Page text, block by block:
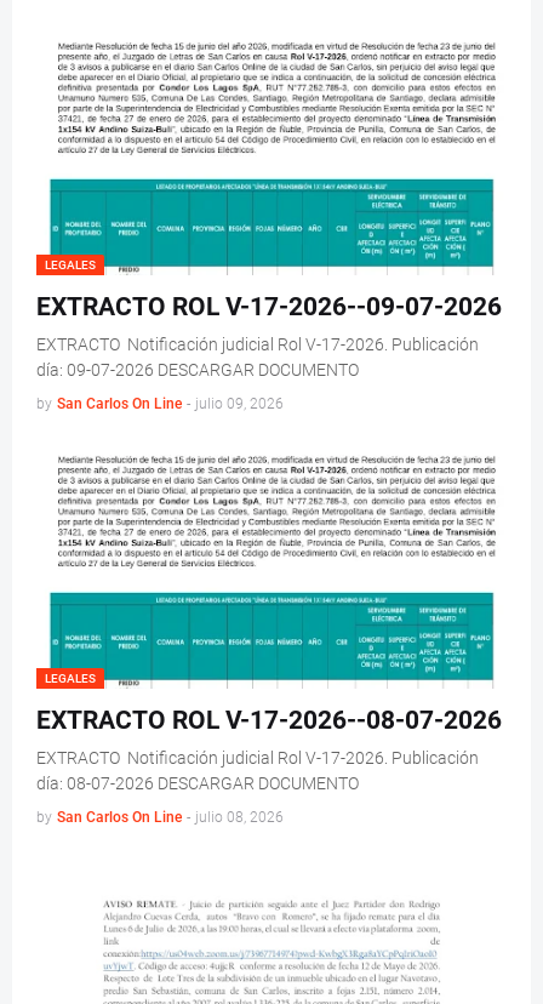
LEGALES
EXTRACTO ROL V-17-2026--09-07-2026
EXTRACTO Notificación judicial Rol V-17-2026. Publicación
día: 09-07-2026 DESCARGAR DOCUMENTO
by San Carlos On Line - julio 09, 2026
LEGALES
EXTRACTO ROL V-17-2026--08-07-2026
EXTRACTO Notificación judicial Rol V-17-2026. Publicación
día: 08-07-2026 DESCARGAR DOCUMENTO
by San Carlos On Line - julio 08, 2026